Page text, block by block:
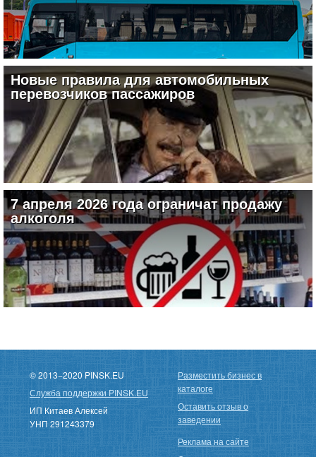
22.06.2026
Новые правила для автомобильных
перевозчиков пассажиров
22.06.2026
7 апреля 2026 года ограничат продажу
алкоголя
06.04.2026
© 2013−2020 PINSK.EU
Служба поддержки PINSK.EU
ИП Китаев Алексей
УНП 291243379
Разместить бизнес в
каталоге
Оставить отзыв о
заведении
Реклама на сайте